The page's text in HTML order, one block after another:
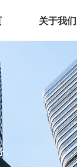
关于我们
关于我们